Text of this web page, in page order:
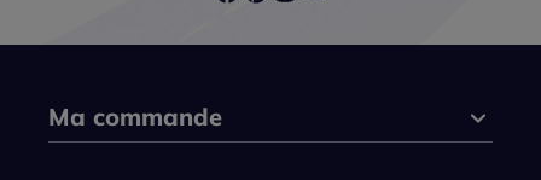
Ma commande